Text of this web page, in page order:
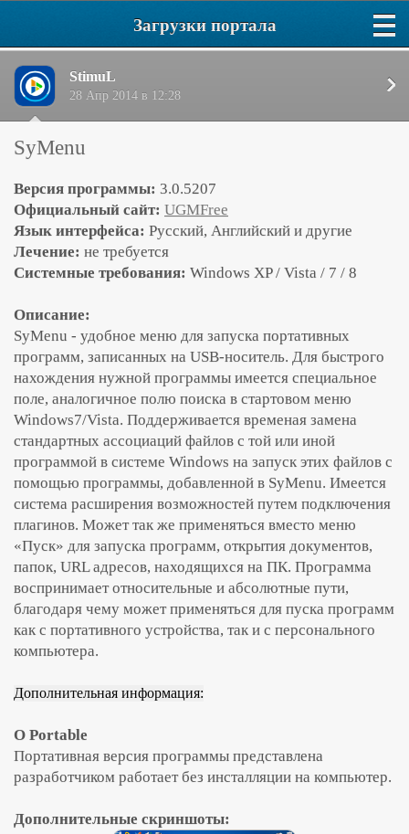
Загрузки портала
StimuL
28 Апр 2014 в 12:28
SyMenu
Версия программы: 3.0.5207
Официальный сайт: UGMFree
Язык интерфейса: Русский, Английский и другие
Лечение: не требуется
Системные требования: Windows XP / Vista / 7 / 8
Описание:
SyMenu - удобное меню для запуска портативных
программ, записанных на USB-носитель. Для быстрого
нахождения нужной программы имеется специальное
поле, аналогичное полю поиска в стартовом меню
Windows7/Vista. Поддерживается временая замена
стандартных ассоциаций файлов с той или иной
программой в системе Windows на запуск этих файлов с
помощью программы, добавленной в SyMenu. Имеется
система расширения возможностей путем подключения
плагинов. Может так же применяться вместо меню
«Пуск» для запуска программ, открытия документов,
папок, URL адресов, находящихся на ПК. Программа
воспринимает относительные и абсолютные пути,
благодаря чему может применяться для пуска программ
как с портативного устройства, так и с персонального
компьютера.
Дополнительная информация:
О Portable
Портативная версия программы представлена
разработчиком работает без инсталляции на компьютер.
Дополнительные скриншоты: